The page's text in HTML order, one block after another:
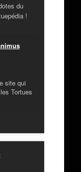
du
!
site qui
Tortues